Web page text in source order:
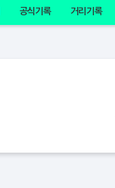
공식기록 거리기록